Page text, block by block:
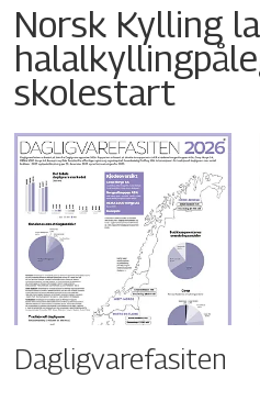
Norsk Kylling
skolestart
Dagligvarefasiten